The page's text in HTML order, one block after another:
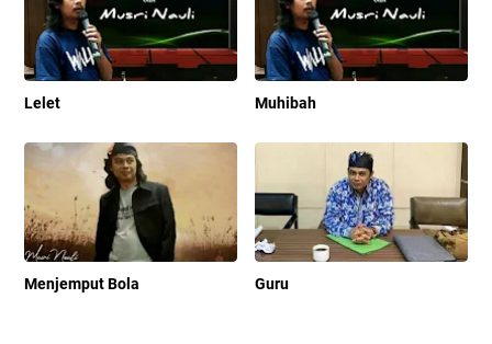
Lelet Muhibah
Menjemput Bola Guru